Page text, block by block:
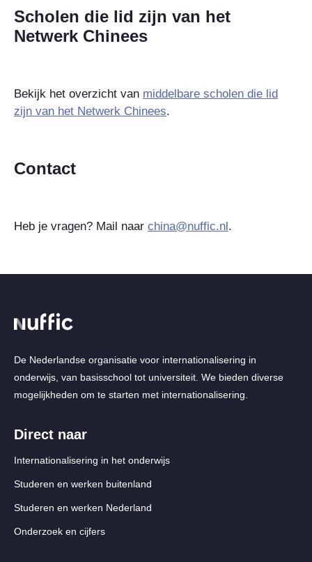
Scholen die lid zijn van het
Netwerk Chinees
Bekijk het overzicht van middelbare scholen die lid
zijn van het Netwerk Chinees.
Contact
Heb je vragen? Mail naar china@nuffic.nl.
De Nederlandse organisatie voor internationalisering in
onderwijs, van basisschool tot universiteit. We bieden diverse
mogelijkheden om te starten met internationalisering.
Direct naar
Internationalisering in het onderwijs
Studeren en werken buitenland
Studeren en werken Nederland
Onderzoek en cijfers